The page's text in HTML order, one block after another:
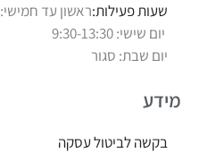
שעות פעילות:ראשון עד חמישי: 9:30-17:30
יום שישי: 9:30-13:30
יום שבת: סגור
מידע
בקשה לביטול עסקה